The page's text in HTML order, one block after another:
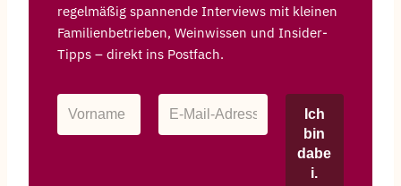
regelmäßig spannende Interviews mit kleinen
Familienbetrieben, Weinwissen und Insider-
Tipps – direkt ins Postfach.